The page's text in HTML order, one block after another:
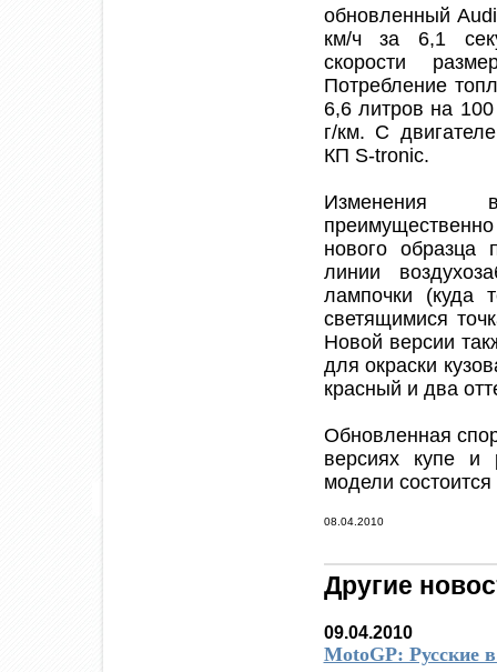
обновленный
км/ч за 6,1
скорости
Потребление
6,6 литров на
г/км. С
КП S-tronic.
Изменения
нового образца
линии
лампочки (куда
светящимися
Новой версии
для окраски
красный и два
Обновленная
версиях купе и
модели
08.04.2010
Другие
09.04.2010
MotoGP: Русские